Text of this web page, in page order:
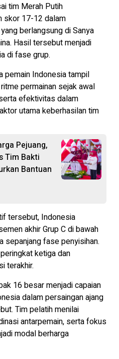
tim Merah Putih
skor 17-12 dalam
berlangsung di Sanya
Hasil tersebut menjadi
di fase grup.
pemain Indonesia tampil
permainan sejak awal
efektivitas dalam
utama keberhasilan tim
Pejuang,
Tim Bakti
Bantuan
tersebut, Indonesia
akhir Grup C di bawah
sepanjang fase penyisihan.
ketiga dan
terakhir.
16 besar menjadi capaian
dalam persaingan ajang
Tim pelatih menilai
antarpemain, serta fokus
modal berharga